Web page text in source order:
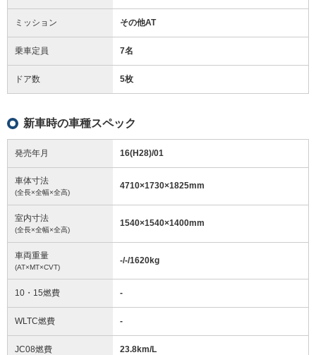
ミッション その他AT
乗車定員 7名
ドア数 5枚
新車時の車種スペック
発売年月 16(H28)/01
車体寸法
(全長×全幅×全高)
4710×1730×1825mm
室内寸法
(全長×全幅×全高)
1540×1540×1400mm
車両重量
(AT×MT×CVT)
-/-/1620kg
10・15燃費 -
WLTC燃費 -
JC08燃費 23.8km/L